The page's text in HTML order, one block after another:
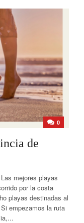
0
de
mejores playas
por la costa
playas destinadas al
empezamos la ruta